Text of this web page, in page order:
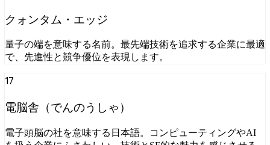
クォンタム・エッジ
量子の端を意味する名前。最先端技術を追求する企業に最適
で、先進性と競争優位を表現します。
17
電脳舎（でんのうしゃ）
電子頭脳の社を意味する日本語。コンピューティングやAI